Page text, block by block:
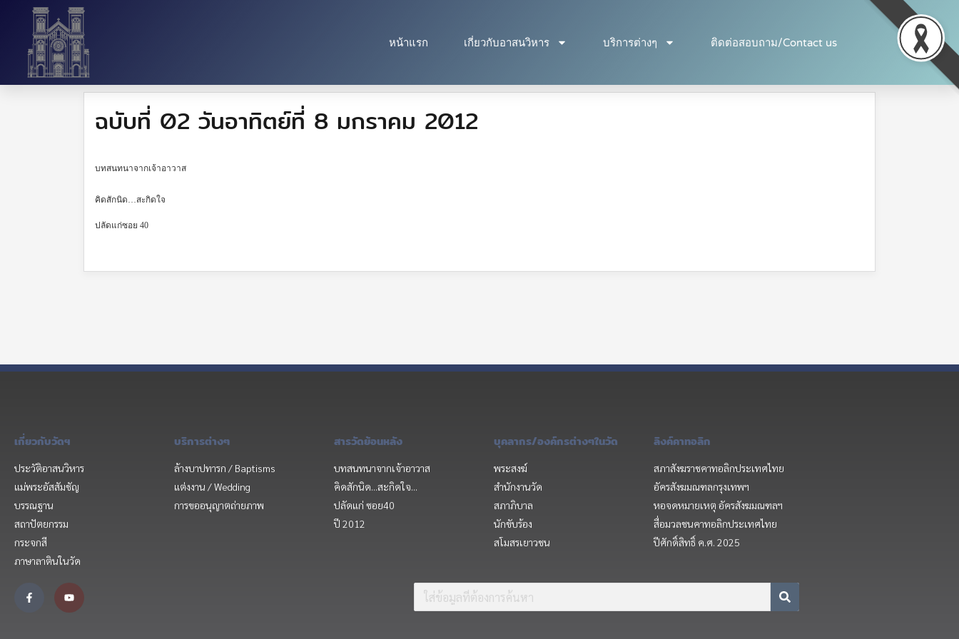
หน้าแรก เกี่ยวกับอาสนวิหาร บริการต่างๆ ติดต่อสอบถาม/Contact us
ฉบับที่ 02 วันอาทิตย์ที่ 8 มกราคม 2012
บทสนทนาจากเจ้าอาวาส
คิดสักนิด…สะกิดใจ
ปลัดแก่ซอย 40
เกี่ยวกับวัดฯ
ประวัติอาสนวิหาร
แม่พระอัสสัมชัญ
บรรณฐาน
สถาปัตยกรรม
กระจกสี
ภาษาลาตินในวัด
บริการต่างๆ
ล้างบาปทารก / Baptisms
แต่งงาน / Wedding
การขออนุญาตถ่ายภาพ
สารวัดย้อนหลัง
บทสนทนาจากเจ้าอาวาส
คิดสักนิด...สะกิดใจ...
ปลัดแก่ ซอย40
ปี 2012
บุคลากร/องค์กรต่างๆในวัด
พระสงฆ์
สำนักงานวัด
สภาภิบาล
นักขับร้อง
สโมสรเยาวชน
ลิงค์คาทอลิก
สภาสังฆราชคาทอลิกประเทศไทย
อัครสังฆมณฑลกรุงเทพฯ
หอจดหมายเหตุ อัครสังฆมณฑลฯ
สื่อมวลชนคาทอลิกประเทศไทย
ปีศักดิ์สิทธิ์ ค.ศ. 2025